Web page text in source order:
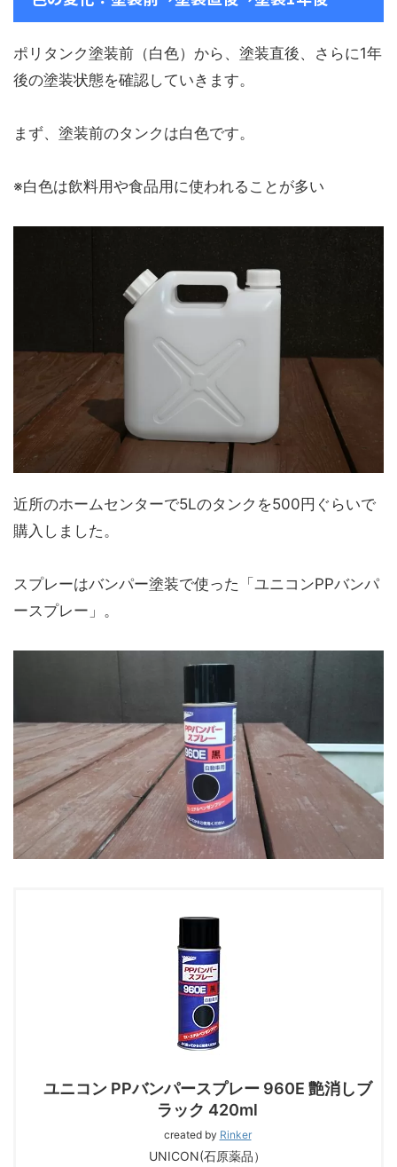
ポリタンク塗装前（白色）から、塗装直後、さらに1年
後の塗装状態を確認していきます。
まず、塗装前のタンクは白色です。
※白色は飲料用や食品用に使われることが多い
近所のホームセンターで5Ⅼのタンクを500円ぐらいで
購入しました。
スプレーはバンパー塗装で使った「ユニコンPPバンパ
ースプレー」。
ユニコン PPバンパースプレー 960E 艶消しブ
ラック 420ml
created by Rinker
UNICON(石原薬品）